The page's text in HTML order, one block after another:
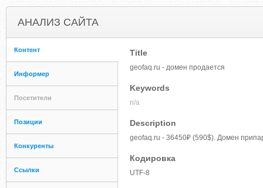
АНАЛИЗ САЙТА
Контент
Информер
Посетители
Позиции
Конкуренты
Ссылки
Title
geofaq.ru - домен продается
Keywords
n/a
Description
geofaq.ru - 36450₽ (590$). Домен
Кодировка
UTF-8